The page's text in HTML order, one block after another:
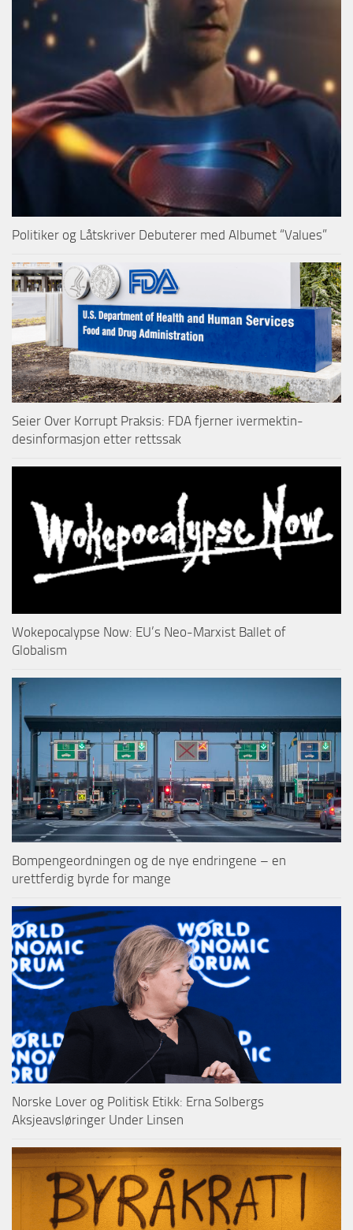
Politiker og Låtskriver Debuterer med Albumet “Values”
Seier Over Korrupt Praksis: FDA fjerner ivermektin-
desinformasjon etter rettssak
Wokepocalypse Now: EU’s Neo-Marxist Ballet of
Globalism
Bompengeordningen og de nye endringene – en
urettferdig byrde for mange
Norske Lover og Politisk Etikk: Erna Solbergs
Aksjeavsløringer Under Linsen